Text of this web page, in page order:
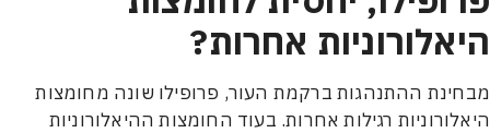
אחרות?
ההתנהגות ברקמת העור, פרופילו שונה מחומצות
רגילות אחרות. בעוד החומצות ההיאלורוניות